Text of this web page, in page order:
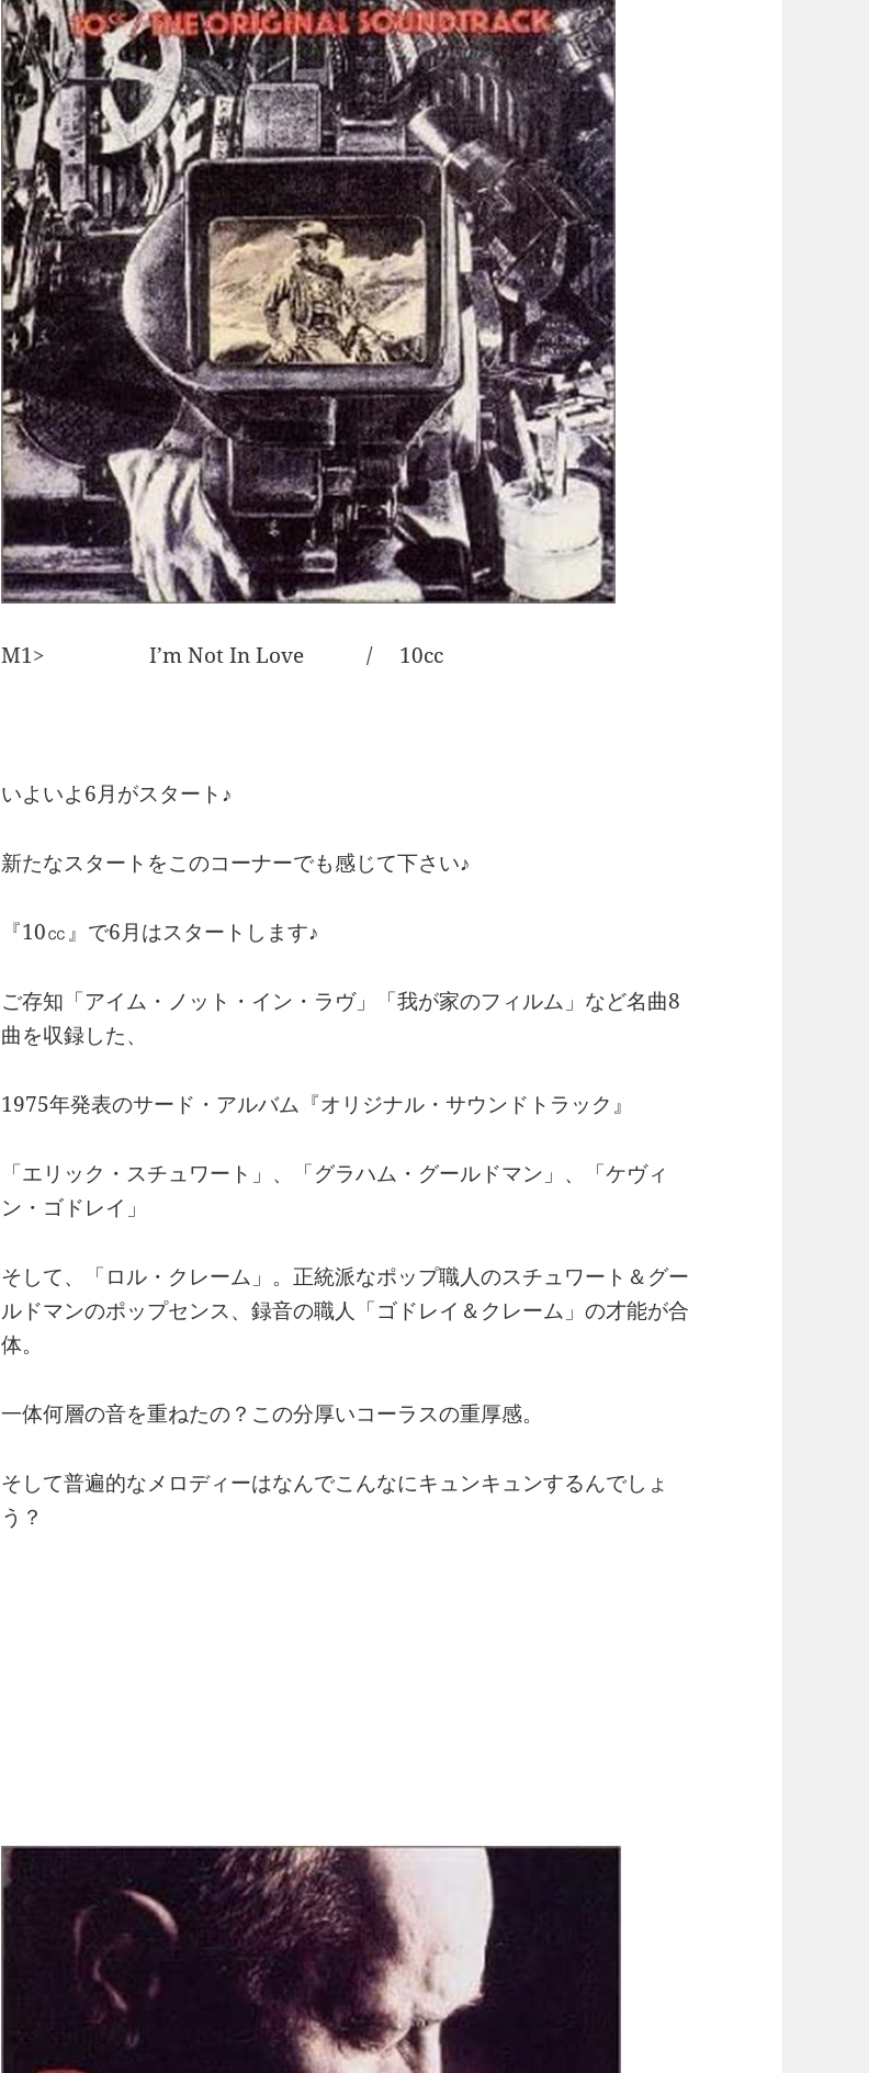
M1> I’m Not In Love / 10cc
いよいよ6月がスタート♪
新たなスタートをこのコーナーでも感じて下さい♪
『10㏄』で6月はスタートします♪
ご存知「アイム・ノット・イン・ラヴ」「我が家のフィルム」など名曲8
曲を収録した、
1975年発表のサード・アルバム『オリジナル・サウンドトラック』
「エリック・スチュワート」、「グラハム・グールドマン」、「ケヴィ
ン・ゴドレイ」
そして、「ロル・クレーム」。正統派なポップ職人のスチュワート＆グー
ルドマンのポップセンス、録音の職人「ゴドレイ＆クレーム」の才能が合
体。
一体何層の音を重ねたの？この分厚いコーラスの重厚感。
そして普遍的なメロディーはなんでこんなにキュンキュンするんでしょ
う？